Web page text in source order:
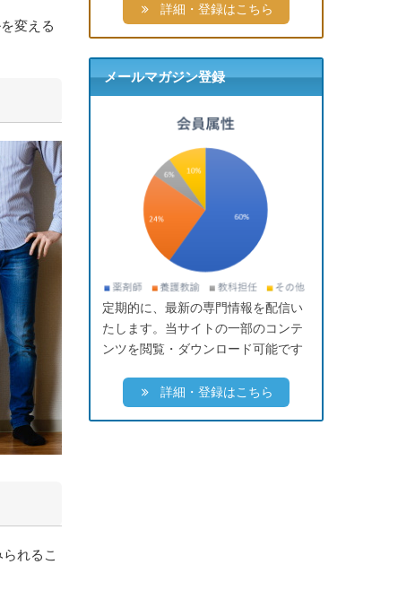
変える
れるこ
詳細・登録はこちら
メールマガジン登録
定期的に、最新の専門情報を配信い
たします。当サイトの一部のコンテ
ンツを閲覧・ダウンロード可能です
詳細・登録はこちら